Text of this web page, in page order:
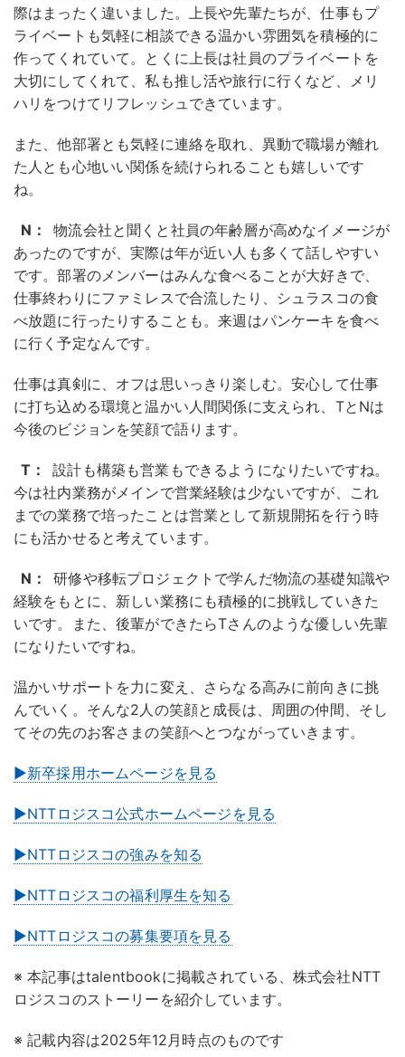
際はまったく違いました。上長や先輩たちが、仕事もプ
ライベートも気軽に相談できる温かい雰囲気を積極的に
作ってくれていて。とくに上長は社員のプライベートを
大切にしてくれて、私も推し活や旅行に行くなど、メリ
ハリをつけてリフレッシュできています。
また、他部署とも気軽に連絡を取れ、異動で職場が離れ
た人とも心地いい関係を続けられることも嬉しいです
ね。
N：
物流会社と聞くと社員の年齢層が高めなイメージが
あったのですが、実際は年が近い人も多くて話しやすい
です。部署のメンバーはみんな食べることが大好きで、
仕事終わりにファミレスで合流したり、シュラスコの食
べ放題に行ったりすることも。来週はパンケーキを食べ
に行く予定なんです。
仕事は真剣に、オフは思いっきり楽しむ。安心して仕事
に打ち込める環境と温かい人間関係に支えられ、TとNは
今後のビジョンを笑顔で語ります。
T：
設計も構築も営業もできるようになりたいですね。
今は社内業務がメインで営業経験は少ないですが、これ
までの業務で培ったことは営業として新規開拓を行う時
にも活かせると考えています。
N：
研修や移転プロジェクトで学んだ物流の基礎知識や
経験をもとに、新しい業務にも積極的に挑戦していきた
いです。また、後輩ができたらTさんのような優しい先輩
になりたいですね。
温かいサポートを力に変え、さらなる高みに前向きに挑
んでいく。そんな2人の笑顔と成長は、周囲の仲間、そし
てその先のお客さまの笑顔へとつながっていきます。
▶新卒採用ホームページを見る
▶NTTロジスコ公式ホームページを見る
▶NTTロジスコの強みを知る
▶NTTロジスコの福利厚生を知る
▶NTTロジスコの募集要項を見る
※ 本記事はtalentbookに掲載されている、株式会社NTT
ロジスコのストーリーを紹介しています。
※ 記載内容は2025年12月時点のものです